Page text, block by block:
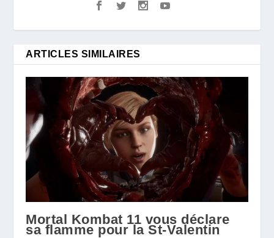
ARTICLES SIMILAIRES
Mortal Kombat 11 vous déclare
sa flamme pour la St-Valentin